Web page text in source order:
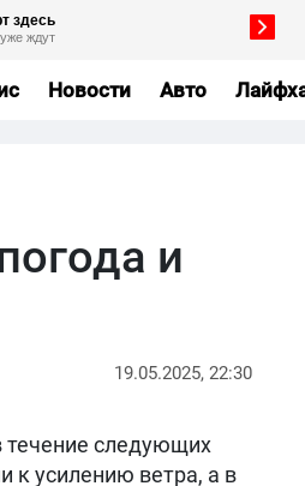
Новости Авто
и
19.05.2025, 22:30
течение следующих
к усилению ветра, а в